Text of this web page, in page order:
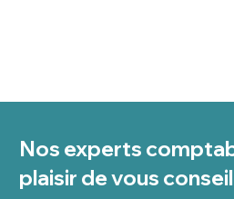
Nos experts
plaisir de vous